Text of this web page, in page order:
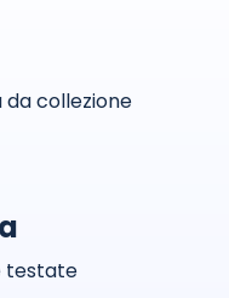
collezione
testate